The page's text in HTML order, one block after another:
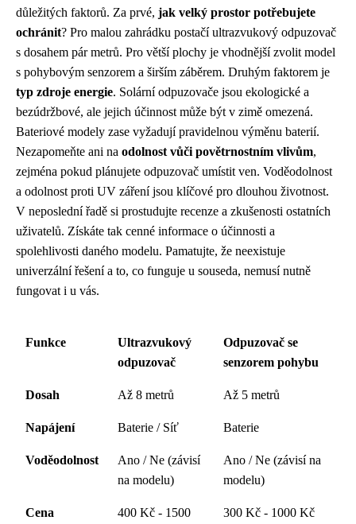
důležitých faktorů. Za prvé, jak velký prostor potřebujete
ochránit? Pro malou zahrádku postačí ultrazvukový odpuzovač
s dosahem pár metrů. Pro větší plochy je vhodnější zvolit model
s pohybovým senzorem a širším záběrem. Druhým faktorem je
typ zdroje energie. Solární odpuzovače jsou ekologické a
bezúdržbové, ale jejich účinnost může být v zimě omezená.
Bateriové modely zase vyžadují pravidelnou výměnu baterií.
Nezapomeňte ani na odolnost vůči povětrnostním vlivům,
zejména pokud plánujete odpuzovač umístit ven. Voděodolnost
a odolnost proti UV záření jsou klíčové pro dlouhou životnost.
V neposlední řadě si prostudujte recenze a zkušenosti ostatních
uživatelů. Získáte tak cenné informace o účinnosti a
spolehlivosti daného modelu. Pamatujte, že neexistuje
univerzální řešení a to, co funguje u souseda, nemusí nutně
fungovat i u vás.
Funkce
Ultrazvukový
odpuzovač
Odpuzovač se
senzorem pohybu
Dosah Až 8 metrů Až 5 metrů
Napájení Baterie / Síť Baterie
Voděodolnost
Ano / Ne (závisí
na modelu)
Ano / Ne (závisí na
modelu)
Cena
400 Kč - 1500
300 Kč - 1000 Kč